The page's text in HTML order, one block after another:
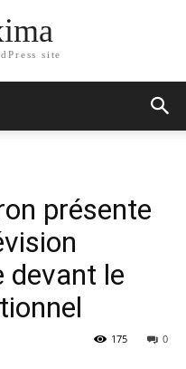
site
présente
devant le
0
175